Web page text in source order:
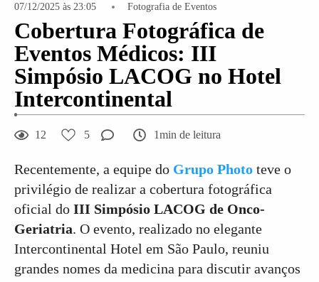
07/12/2025 às 23:05 Fotografia de Eventos
Cobertura Fotográfica de
Eventos Médicos: III
Simpósio LACOG no Hotel
Intercontinental
12 5 1min de leitura
Recentemente, a equipe do Grupo Photo teve o
privilégio de realizar a cobertura fotográfica
oficial do III Simpósio LACOG de Onco-
Geriatria. O evento, realizado no elegante
Intercontinental Hotel em São Paulo, reuniu
grandes nomes da medicina para discutir avanços